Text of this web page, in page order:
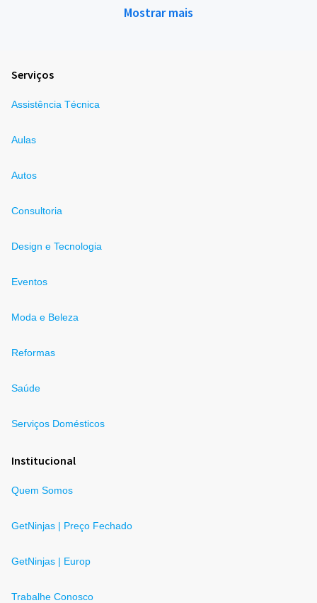
Mostrar mais
Serviços
Assistência Técnica
Aulas
Autos
Consultoria
Design e Tecnologia
Eventos
Moda e Beleza
Reformas
Saúde
Serviços Domésticos
Institucional
Quem Somos
GetNinjas | Preço Fechado
GetNinjas | Europ
Trabalhe Conosco